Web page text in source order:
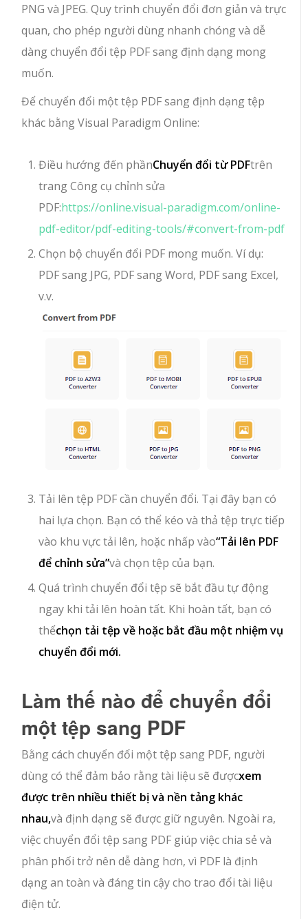
PNG và JPEG. Quy trình chuyển đổi đơn giản và trực
quan, cho phép người dùng nhanh chóng và dễ
dàng chuyển đổi tệp PDF sang định dạng mong
muốn.
Để chuyển đổi một tệp PDF sang định dạng tệp
khác bằng Visual Paradigm Online:
Điều hướng đến phầnChuyển đổi từ PDFtrên
trang Công cụ chỉnh sửa
PDF:https://online.visual-paradigm.com/online-
pdf-editor/pdf-editing-tools/#convert-from-pdf
Chọn bộ chuyển đổi PDF mong muốn. Ví dụ:
PDF sang JPG, PDF sang Word, PDF sang Excel,
v.v.
Tải lên tệp PDF cần chuyển đổi. Tại đây bạn có
hai lựa chọn. Bạn có thể kéo và thả tệp trực tiếp
vào khu vực tải lên, hoặc nhấp vào“Tải lên PDF
để chỉnh sửa”và chọn tệp của bạn.
Quá trình chuyển đổi tệp sẽ bắt đầu tự động
ngay khi tải lên hoàn tất. Khi hoàn tất, bạn có
thểchọn tải tệp về hoặc bắt đầu một nhiệm vụ
chuyển đổi mới.
Làm thế nào để chuyển đổi
một tệp sang PDF
Bằng cách chuyển đổi một tệp sang PDF, người
dùng có thể đảm bảo rằng tài liệu sẽ đượcxem
được trên nhiều thiết bị và nền tảng khác
nhau,và định dạng sẽ được giữ nguyên. Ngoài ra,
việc chuyển đổi tệp sang PDF giúp việc chia sẻ và
phân phối trở nên dễ dàng hơn, vì PDF là định
dạng an toàn và đáng tin cậy cho trao đổi tài liệu
điện tử.